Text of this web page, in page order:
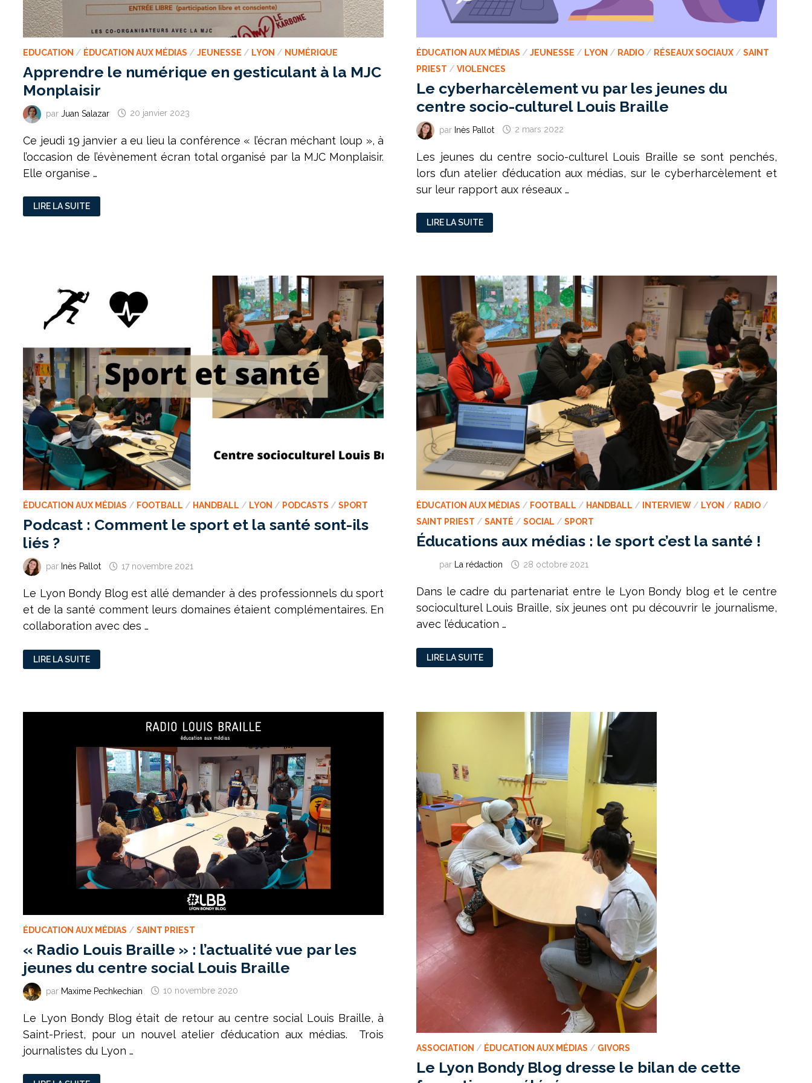
EDUCATION / ÉDUCATION AUX MÉDIAS /JEUNESSE / LYON / NUMÉRIQUE
Apprendre le numérique en gesticulant à la MJC
Monplaisir
parJuan Salazar 20 janvier 2023
Ce jeudi 19 janvier a eu lieu la conférence « l’écran méchant loup », à
l’occasion de l’évènement écran total organisé par la MJC Monplaisir.
Elle organise …
APPRENDRE
LE
NUMÉRIQUE
LIRE LA SUITE
ÉDUCATION AUX MÉDIAS / JEUNESSE / LYON / RADIO/ RÉSEAUX SOCIAUX/ SAINT
PRIEST / VIOLENCES
Le cyberharcèlement vu par les jeunes du
centre socio-culturel Louis Braille
par Inès Pallot 2 mars 2022
Les jeunes du centre socio-culturel Louis Braille se sont penchés,
lors d’un atelier d’éducation aux médias, sur le cyberharcèlement et
sur leur rapport aux réseaux …
LE
CYBERHARCÈLEMENT
VU
CENTRE
CULTUREL
BRAILLE
LIRE LA SUITE
ÉDUCATION AUX MÉDIAS / FOOTBALL / HANDBALL / LYON / PODCASTS /SPORT
Podcast : Comment le sport et la santé sont-ils
liés ?
par Inès Pallot 17 novembre 2021
Le Lyon Bondy Blog est allé demander à des professionnels du sport
et de la santé comment leurs domaines étaient complémentaires. En
collaboration avec des …
PODCAST
:
COMMENT
SANTÉ
LIRE LA SUITE
ÉDUCATION AUX MÉDIAS / FOOTBALL / HANDBALL / INTERVIEW/ LYON / RADIO/
SAINT PRIEST / SANTÉ / SOCIAL / SPORT
Éducations aux médias : le sport c’est la santé !
par La rédaction 28 octobre 2021
Dans le cadre du partenariat entre le Lyon Bondy blog et le centre
socioculturel Louis Braille, six jeunes ont pu découvrir le journalisme,
avec l’éducation …
ÉDUCATIONS
AUX
MÉDIAS
LA
LIRE LA SUITE
ÉDUCATION AUX MÉDIAS /SAINT PRIEST
« Radio Louis Braille » : l’actualité vue par les
jeunes du centre social Louis Braille
par Maxime Pechkechian 10 novembre 2020
Le Lyon Bondy Blog était de retour au centre social Louis Braille, à
Saint-Priest, pour un nouvel atelier d’éducation aux médias. Trois
journalistes du Lyon …
« RADIO
ASSOCIATION / ÉDUCATION AUX MÉDIAS / GIVORS
Le Lyon Bondy Blog dresse le bilan de cette